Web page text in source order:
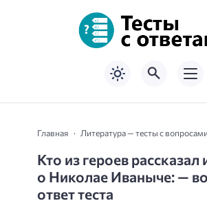
Главная Литература — тесты с
Кто из героев
о Николае Иваныче: —
ответ теста